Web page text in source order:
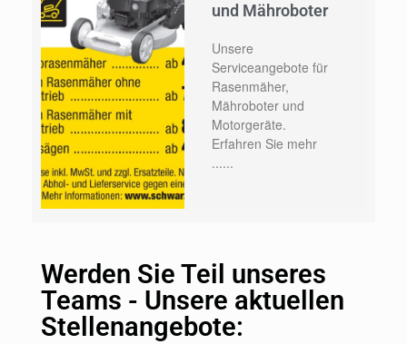
und Mähroboter
Unsere
Serviceangebote für
Rasenmäher,
Mähroboter und
Motorgeräte.
Erfahren Sie mehr
......
Werden Sie Teil unseres
Teams - Unsere aktuellen
Stellenangebote: